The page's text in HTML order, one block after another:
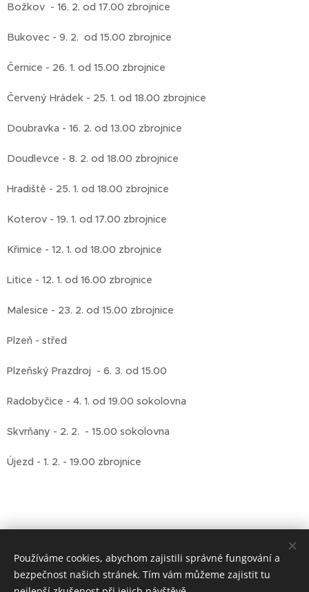
Božkov - 16. 2. od 17.00 zbrojnice
Bukovec - 9. 2. od 15.00 zbrojnice
Černice - 26. 1. od 15.00 zbrojnice
Červený Hrádek - 25. 1. od 18.00 zbrojnice
Doubravka - 16. 2. od 13.00 zbrojnice
Doudlevce - 8. 2. od 18.00 zbrojnice
Hradiště - 25. 1. od 18.00 zbrojnice
Koterov - 19. 1. od 17.00 zbrojnice
Křimice - 12. 1. od 18.00 zbrojnice
Litice - 12. 1. od 16.00 zbrojnice
Malesice - 23. 2. od 15.00 zbrojnice
Plzeň - střed
Plzeňský Prazdroj - 6. 3. od 15.00
Radobyčice - 4. 1. od 19.00 sokolovna
Skvrňany - 2. 2. - 15.00 sokolovna
Újezd - 1. 2. - 19.00 zbrojnice
Používáme cookies, abychom zajistili správné fungování a
bezpečnost našich stránek. Tím vám můžeme zajistit tu